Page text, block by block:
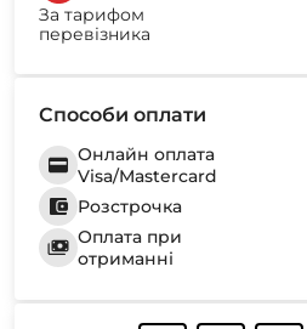
За тарифом
перевізника
Способи оплати
Онлайн оплата
Visa/Mastercard
Розстрочка
Оплата при
отриманні